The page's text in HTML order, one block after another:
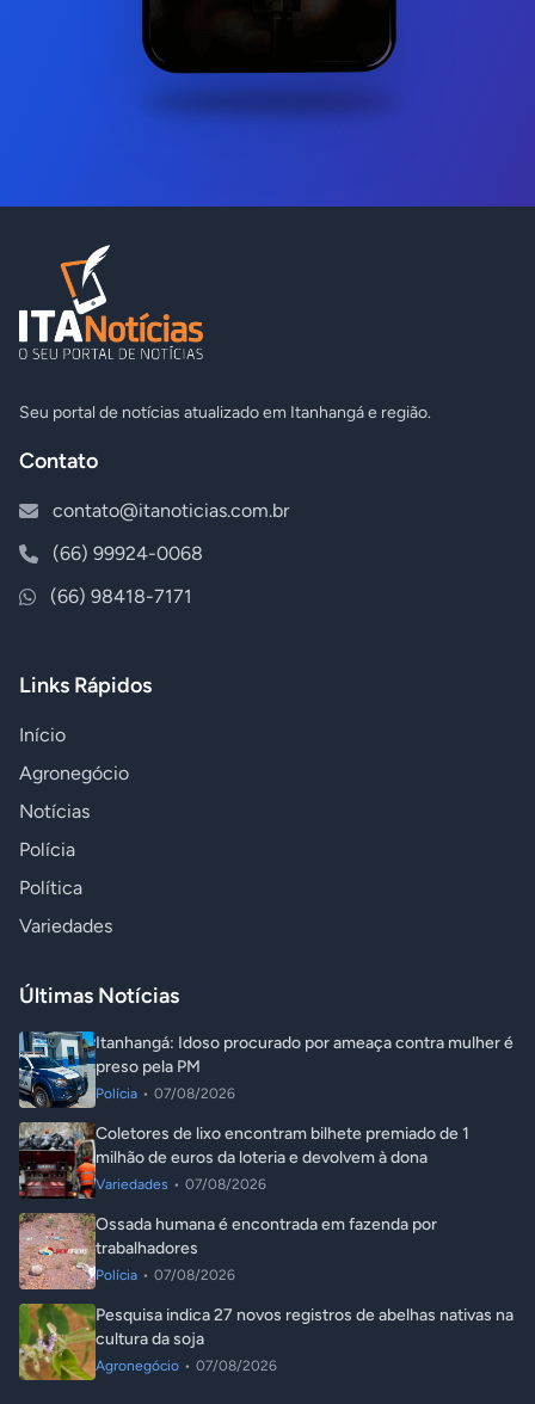
Seu portal de notícias atualizado em Itanhangá e região.
Contato
contato@itanoticias.com.br
(66) 99924-0068
(66) 98418-7171
Links Rápidos
Início
Agronegócio
Notícias
Polícia
Política
Variedades
Últimas Notícias
Itanhangá: Idoso procurado por ameaça contra mulher é
preso pela PM
Polícia • 07/08/2026
Coletores de lixo encontram bilhete premiado de 1
milhão de euros da loteria e devolvem à dona
Variedades • 07/08/2026
Ossada humana é encontrada em fazenda por
trabalhadores
Polícia • 07/08/2026
Pesquisa indica 27 novos registros de abelhas nativas na
cultura da soja
Agronegócio • 07/08/2026